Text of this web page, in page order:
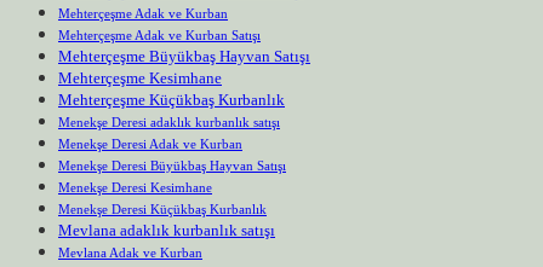
Mehterçeşme Adak ve Kurban
Mehterçeşme Adak ve Kurban Satışı
Mehterçeşme Büyükbaş Hayvan Satışı
Mehterçeşme Kesimhane
Mehterçeşme Küçükbaş Kurbanlık
Menekşe Deresi adaklık kurbanlık satışı
Menekşe Deresi Adak ve Kurban
Menekşe Deresi Büyükbaş Hayvan Satışı
Menekşe Deresi Kesimhane
Menekşe Deresi Küçükbaş Kurbanlık
Mevlana adaklık kurbanlık satışı
Mevlana Adak ve Kurban